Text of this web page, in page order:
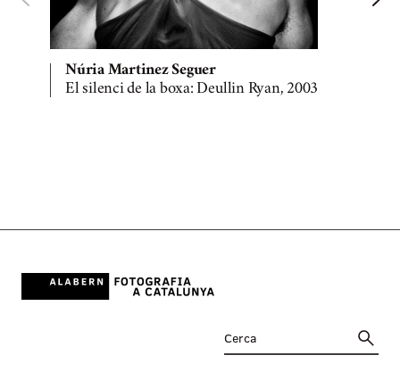
Núria Martinez Seguer
El silenci de la boxa: Deullin Ryan, 2003